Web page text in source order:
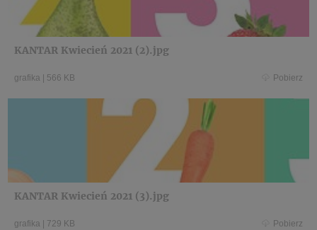
KANTAR Kwiecień 2021 (2).jpg
grafika 566 KB Pobierz
KANTAR Kwiecień 2021 (3).jpg
grafika 729 KB Pobierz